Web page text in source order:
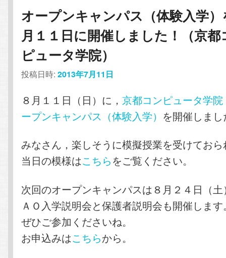
オープンキャンパス（体験入学）
月１１日に開催しました！（京都
ピュータ学院）
投稿日時:2013年7月11日
８月１１日（日）に， 京都コンピュータ学
ープンキャンパス（体験入学） を開催しま
みなさん，楽しそうに模擬授業を受けてお
当日の模様はこちらをご覧ください。
次回のオープンキャンパスは８月２４日（
ＡＯ入学説明会と保護者説明会も開催します
ぜひご参加くださいね。
お申込みはこちらから。